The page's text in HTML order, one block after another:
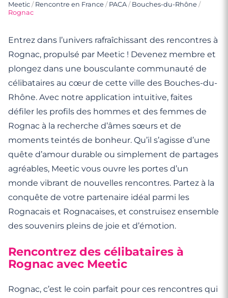
Meetic / Rencontre en France / PACA / Bouches-du-Rhône /
Rognac
Entrez dans l’univers rafraîchissant des rencontres à
Rognac, propulsé par Meetic ! Devenez membre et
plongez dans une bousculante communauté de
célibataires au cœur de cette ville des Bouches-du-
Rhône. Avec notre application intuitive, faites
défiler les profils des hommes et des femmes de
Rognac à la recherche d’âmes sœurs et de
moments teintés de bonheur. Qu’il s’agisse d’une
quête d’amour durable ou simplement de partages
agréables, Meetic vous ouvre les portes d’un
monde vibrant de nouvelles rencontres. Partez à la
conquête de votre partenaire idéal parmi les
Rognacais et Rognacaises, et construisez ensemble
des souvenirs pleins de joie et d’émotion.
Rencontrez des célibataires à
Rognac avec Meetic
Rognac, c’est le coin parfait pour ces rencontres qui